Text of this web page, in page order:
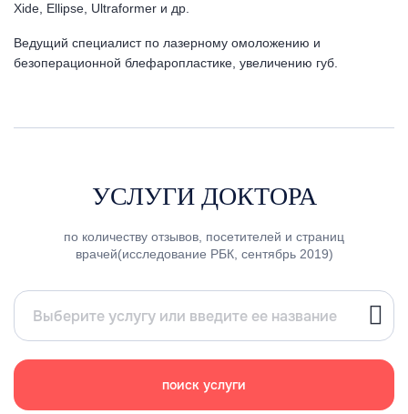
Xide, Ellipse, Ultraformer и др.
Ведущий специалист по лазерному омоложению и
безоперационной блефаропластике, увеличению губ.
УСЛУГИ ДОКТОРА
по количеству отзывов, посетителей и страниц
врачей(исследование РБК, сентябрь 2019)
поиск услуги